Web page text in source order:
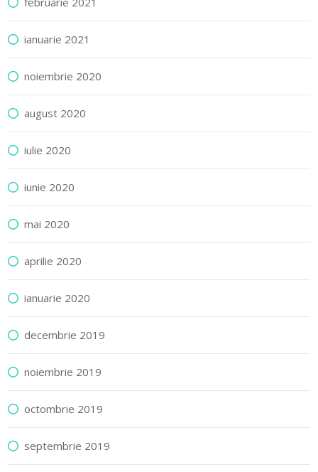
ianuarie 2021
noiembrie 2020
august 2020
iulie 2020
iunie 2020
mai 2020
aprilie 2020
ianuarie 2020
decembrie 2019
noiembrie 2019
octombrie 2019
septembrie 2019